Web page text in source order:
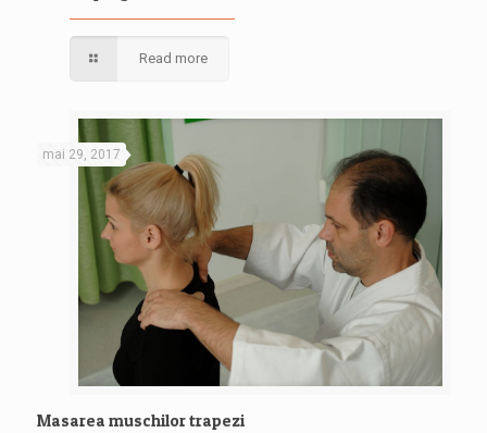
Read more
mai 29, 2017
Masarea muschilor trapezi